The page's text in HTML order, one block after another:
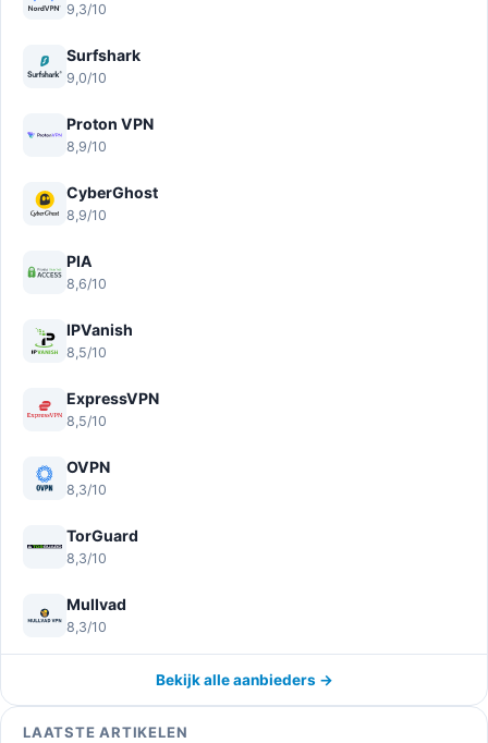
9,3/10
Surfshark
9,0/10
Proton VPN
8,9/10
CyberGhost
8,9/10
PIA
8,6/10
IPVanish
8,5/10
ExpressVPN
8,5/10
OVPN
8,3/10
TorGuard
8,3/10
Mullvad
8,3/10
Bekijk alle aanbieders →
LAATSTE ARTIKELEN